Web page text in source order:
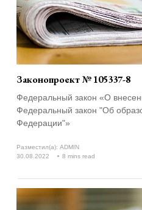
Законопроект № 105337-8
Федеральный закон «О
Федеральный закон "Об
Федерации"»
Разместил(а): ADMIN
30.08.2022
8 mins read